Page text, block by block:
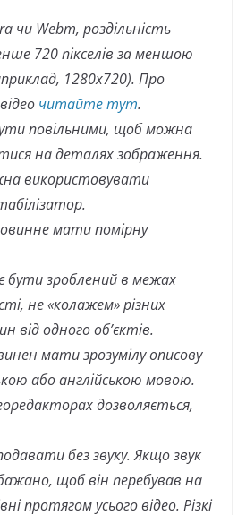
чи Webm, роздільність
720 пікселів за меншою
1280х720). Про
читайте тут.
повільними, щоб можна
на деталях зображення.
використовувати
мати помірну
бути зроблений в межах
не «колажем» різних
від одного об’єктів.
мати зрозумілу описову
або англійською мовою.
дозволяється,
без звуку. Якщо звук
щоб він перебував на
протягом усього відео. Різкі